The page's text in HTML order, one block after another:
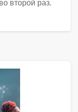
второй раз.